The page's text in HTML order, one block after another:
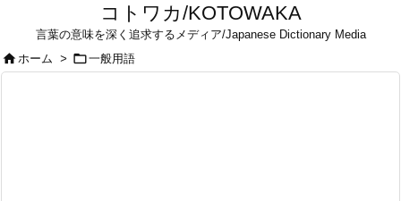
コトワカ/KOTOWAKA
言葉の意味を深く追求するメディア/Japanese Dictionary Media
ホーム > 一般用語